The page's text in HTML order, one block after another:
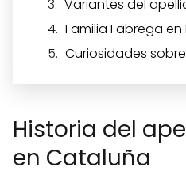
Variantes del
Familia Fabrega
Curiosidades
Historia del
en Cataluña